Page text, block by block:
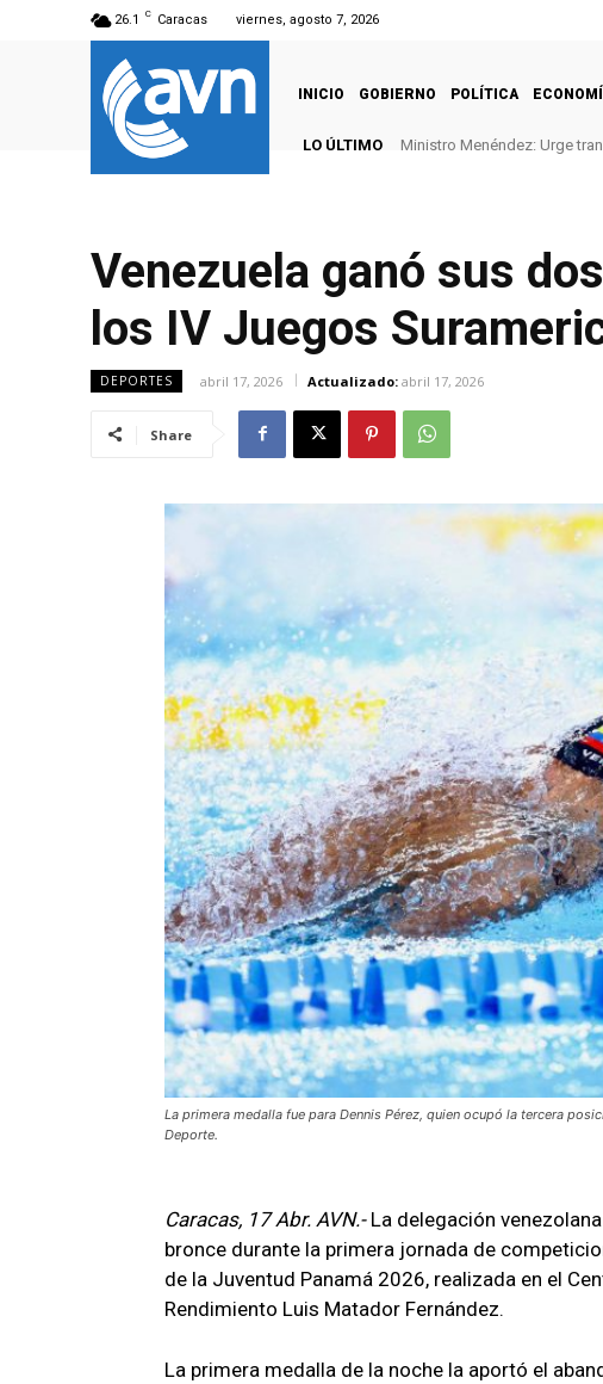
26.1 C Caracas viernes, agosto 7, 2026
INICIO GOBIERNO POLÍTICA
LO ÚLTIMO Ministro Menéndez: Urge
Venezuela ganó sus
los IV Juegos
DEPORTES abril 17, 2026 Actualizado: abril 17, 2026
Share
La primera medalla fue para Dennis Pérez, quien ocupó la tercera
Deporte.
Caracas, 17 Abr. AVN.- La delegación
bronce durante la primera jornada de
de la Juventud Panamá 2026, realizada en el
Rendimiento Luis Matador Fernández.
La primera medalla de la noche la aportó el